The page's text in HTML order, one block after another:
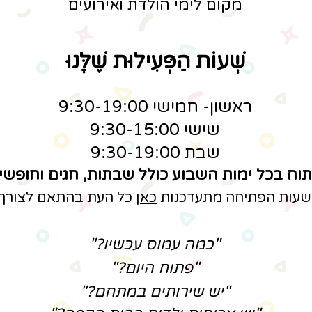
מקום לימי הולדת ואירועים
שְׁעוֹת הַפְּעִילוּת שֶׁלָּנוּ
ראשון- חמישי 9:30-19:00
שישי 9:30-15:00
שבת 9:30-19:00
בכל ימות השבוע כולל שבתות, חגים
שעות הפתיחה מתעדכנות כאן כל העת בהתאם
"כמה עמוס עכשיו?"
"פתוח היום?"
"יש שירותים במתחם?"